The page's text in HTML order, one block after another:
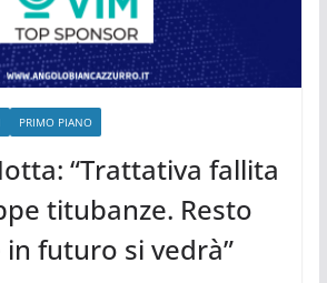
PRIMO PIANO
“Trattativa fallita
titubanze. Resto
futuro si vedrà”